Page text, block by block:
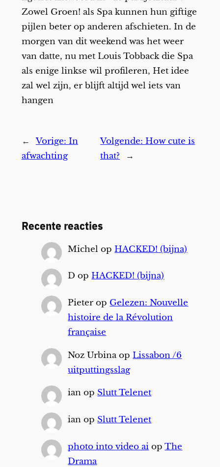
Zowel Groen! als Spa kunnen hun giftige
pijlen beter op anderen afschieten. In de
morgen van dit weekend was het weer
van datte, nu met Louis Tobback die Spa
als enige linkse wil profileren, Het idee
zal wel zijn, er blijft altijd wel iets van
hangen
← Vorige: In
afwachting
Volgende:How cute is
that?
→
Recente reacties
Michel opHACKED! (bijna)
D opHACKED! (bijna)
Pieter op Gelezen: Nouvelle
histoire de la Révolution
française
Noz UrbinaopLissabon /6
uitputtingsslag
ian op Slutt Telenet
ian op Slutt Telenet
photo into video ai opThe
Drama